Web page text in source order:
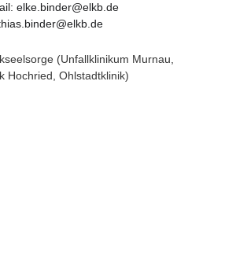
elke.binder@elkb.de
(Unfallklinikum Murnau,
Hochried, Ohlstadtklinik)